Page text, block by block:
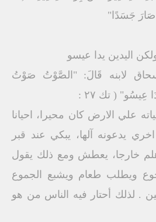
اليدين يدا عيسو
لابنه قَالَ: "الصَّوْتُ صَوْتُ
( تك ٢٧ :
علي الارض كان محيرا، احيانا
يدعونه آلها، يبكي عند قبر
هلم خارجا، يعطش ومع ذلك يقول
ويطلب طعام ويشبع الجموع
. لذلك أحتار فيه الناس من هو